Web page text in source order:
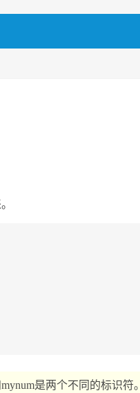
是两个不同的标识符。